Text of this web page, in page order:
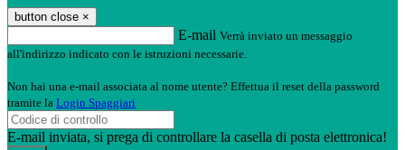
button close ×
E-mail Verrà inviato un messaggio
all'indirizzo indicato con le istruzioni necessarie.
Non hai una e-mail associata al nome utente? Effettua il reset della password
tramite la Login Spaggiari
E-mail inviata, si prega di controllare la casella di posta elettronica!